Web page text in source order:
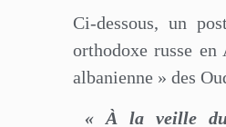
Ci-dessous, un
orthodoxe russe
albanienne » des
« À la veille du